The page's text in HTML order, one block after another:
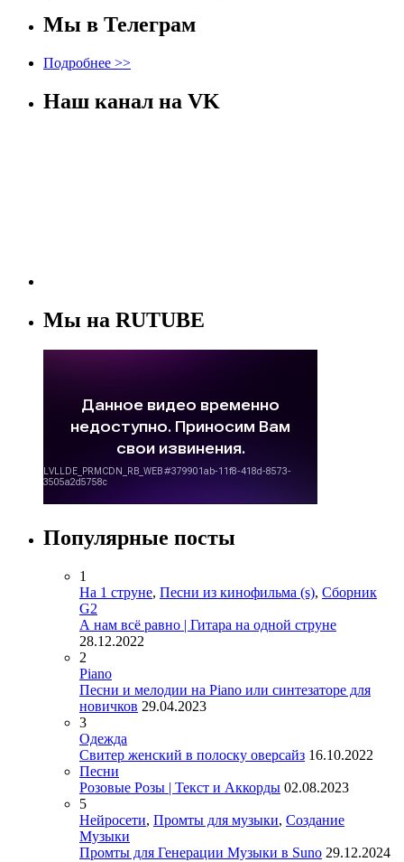
Мы в Телеграм
Подробнее >>
Наш канал на VK
Мы на RUTUBE
Популярные посты
1
На 1 струне, Песни из кинофильма (s), Сборник
G2
А нам всё равно | Гитара на одной струне
28.12.2022
2
Piano
Песни и мелодии на Piano или синтезаторе для
новичков 29.04.2023
3
Одежда
Свитер женский в полоску оверсайз 16.10.2022
Песни
Розовые Розы | Текст и Аккорды 02.08.2023
5
Нейросети, Промты для музыки, Создание
Музыки
Промты для Генерации Музыки в Suno 29.12.2024